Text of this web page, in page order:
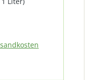
Getrieben,
Ersetzt